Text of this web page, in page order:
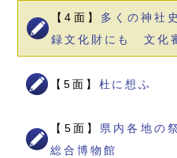
【4面】 多くの神社
録文化財にも 文化
【5面】 杜に想ふ
【5面】 県内各地の
総合博物館